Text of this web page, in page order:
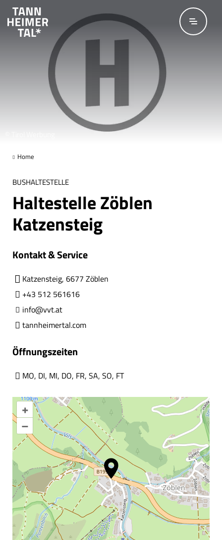
Home
BUSHALTESTELLE
Haltestelle Zöblen
Katzensteig
Kontakt & Service
Katzensteig, 6677 Zöblen
+43 512 561616
info@vvt.at
tannheimertal.com
Öffnungszeiten
MO, DI, MI, DO, FR, SA, SO, FT
+
–